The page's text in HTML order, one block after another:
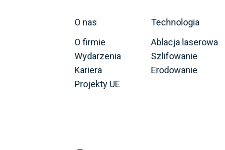
O nas
O firmie
Wydarzenia
Kariera
Projekty UE
Technologia
Ablacja laserowa
Szlifowanie
Erodowanie